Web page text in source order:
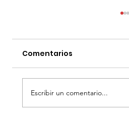
Comentarios
Escribir un comentario...